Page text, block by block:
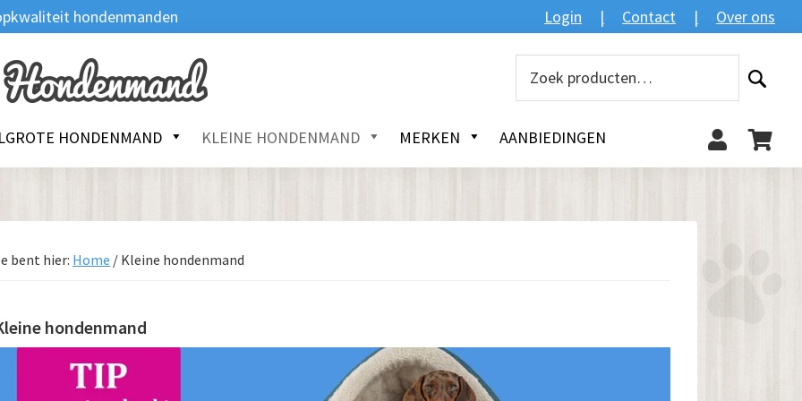
hondenmanden Login Contact Over ons
Zoeken
HONDENMAND KLEINE HONDENMAND MERKEN AANBIEDINGEN
bent hier: Home / Kleine hondenmand
hondenmand